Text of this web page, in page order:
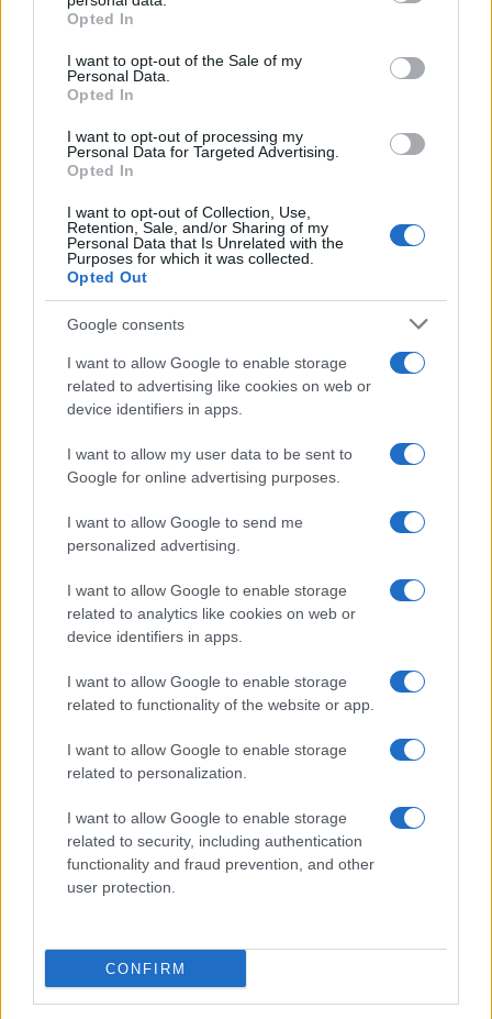
Opted In
I want to opt-out of the Sale of my
Personal Data.
Opted In
I want to opt-out of processing my
Personal Data for Targeted Advertising.
Opted In
I want to opt-out of Collection, Use,
Retention, Sale, and/or Sharing of my
Personal Data that Is Unrelated with the
Purposes for which it was collected.
Opted Out
Google consents
I want to allow Google to enable storage
related to advertising like cookies on web or
device identifiers in apps.
I want to allow my user data to be sent to
Google for online advertising purposes.
I want to allow Google to send me
personalized advertising.
I want to allow Google to enable storage
related to analytics like cookies on web or
device identifiers in apps.
I want to allow Google to enable storage
related to functionality of the website or app.
I want to allow Google to enable storage
related to personalization.
I want to allow Google to enable storage
related to security, including authentication
functionality and fraud prevention, and other
user protection.
CONFIRM
Thomas Ramos
12.04 à 16h00
UBB Bordeaux - Toulouse
Classement Champions Cup
Glasgow
Toulouse 12 pts
Sale Sharks 11 pts
The Sharks
Dernières actualités
Stade Toulousain : "Plus facile de
négocier à l'extérieur qu'à Toulouse",
05.08 à 08h30
XV de France : "Ils ne font que jouer",
Peato Mauvaka alerte sur le Japon avant
le match de samedi
Stade Toulousain : "J'attendais avec
impatience un appel de Fabien", Romain